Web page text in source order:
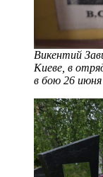
Bикeнтий
Kиeве, в
в бою 26 июня